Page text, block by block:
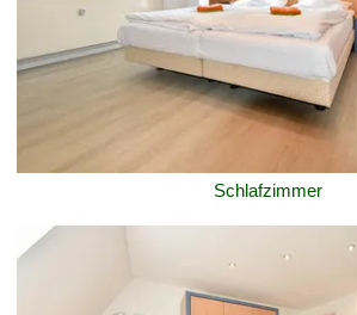
Schlafzimmer